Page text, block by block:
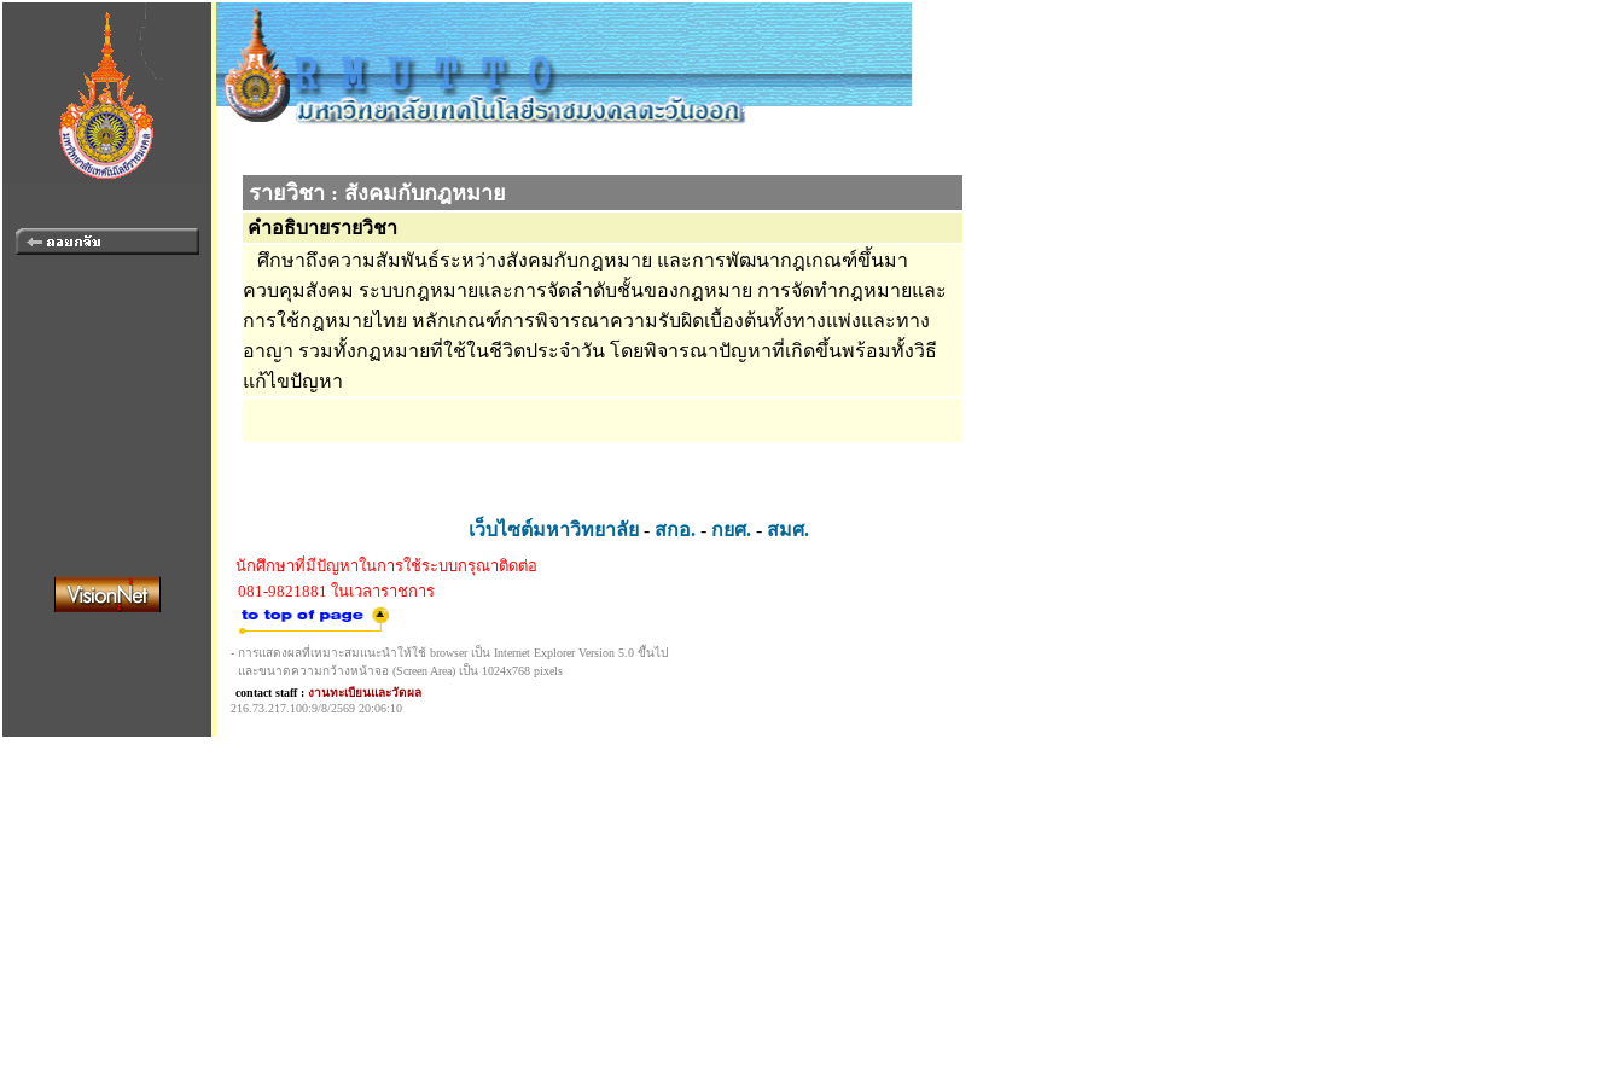
รายวิชา : สังคมกับกฎหมาย
คำอธิบายรายวิชา
ศึกษาถึงความสัมพันธ์ระหว่างสังคมกับกฎหมาย และการพัฒนากฎเกณฑ์ขึ้นมา
ควบคุมสังคม ระบบกฎหมายและการจัดลำดับชั้นของกฎหมาย การจัดทำกฎหมายและ
การใช้กฎหมายไทย หลักเกณฑ์การพิจารณาความรับผิดเบื้องต้นทั้งทางแพ่งและทาง
อาญา รวมทั้งกฏหมายที่ใช้ในชีวิตประจำวัน โดยพิจารณาปัญหาที่เกิดขึ้นพร้อมทั้งวิธี
แก้ไขปัญหา
เว็บไซต์มหาวิทยาลัย - สกอ. - กยศ. - สมศ.
นักศึกษาที่มีปัญหาในการใช้ระบบกรุณาติดต่อ
081-9821881 ในเวลาราชการ
- การแสดงผลที่เหมาะสมแนะนำให้ใช้ browser เป็น Internet Explorer Version 5.0 ขึ้นไป
และขนาดความกว้างหน้าจอ (Screen Area) เป็น 1024x768 pixels
contact staff : งานทะเบียนและวัดผล
216.73.217.100:9/8/2569 20:06:10